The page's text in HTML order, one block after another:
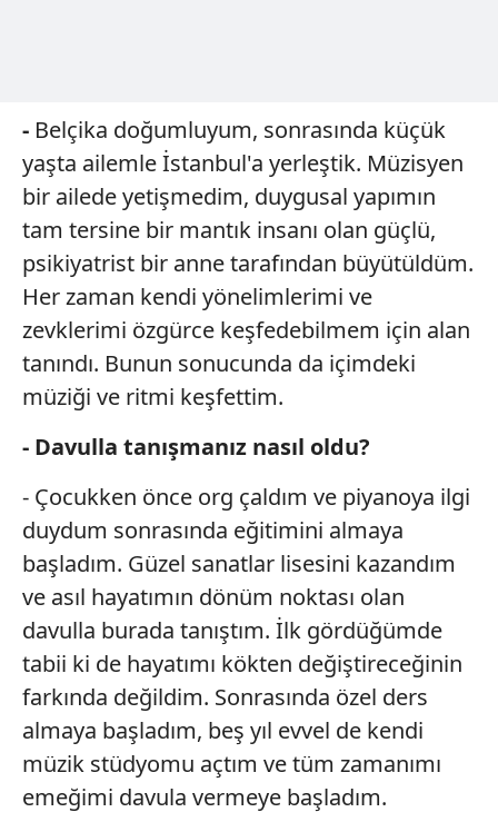
- Belçika doğumluyum, sonrasında küçük
yaşta ailemle İstanbul'a yerleştik. Müzisyen
bir ailede yetişmedim, duygusal yapımın
tam tersine bir mantık insanı olan güçlü,
psikiyatrist bir anne tarafından büyütüldüm.
Her zaman kendi yönelimlerimi ve
zevklerimi özgürce keşfedebilmem için alan
tanındı. Bunun sonucunda da içimdeki
müziği ve ritmi keşfettim.
- Davulla tanışmanız nasıl oldu?
- Çocukken önce org çaldım ve piyanoya ilgi
duydum sonrasında eğitimini almaya
başladım. Güzel sanatlar lisesini kazandım
ve asıl hayatımın dönüm noktası olan
davulla burada tanıştım. İlk gördüğümde
tabii ki de hayatımı kökten değiştireceğinin
farkında değildim. Sonrasında özel ders
almaya başladım, beş yıl evvel de kendi
müzik stüdyomu açtım ve tüm zamanımı
emeğimi davula vermeye başladım.